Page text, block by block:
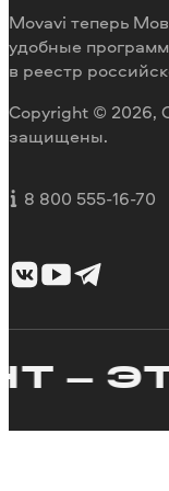
Movavi теперь
удобные
в реестр
Copyright © 2026,
защищены.
8 800 555-16-70